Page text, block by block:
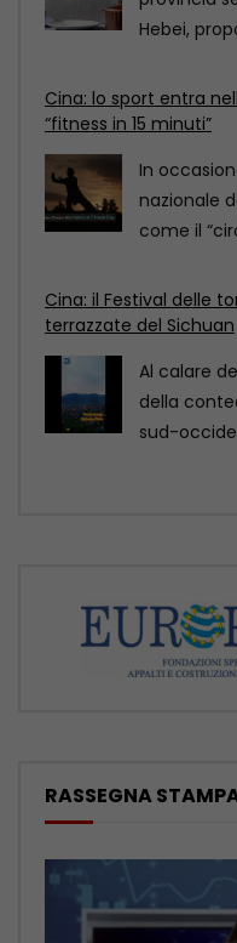
Hebei,
Cina: lo sport entra
“fitness in 15 minuti”
In
nazionale
come il
Cina: il Festival delle
terrazzate del Sichuan
Al calare
della
sud-
RASSEGNA